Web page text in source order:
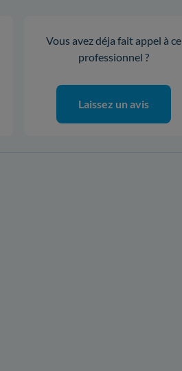
Vous avez déja fait appel à ce
professionnel ?
Laissez un avis